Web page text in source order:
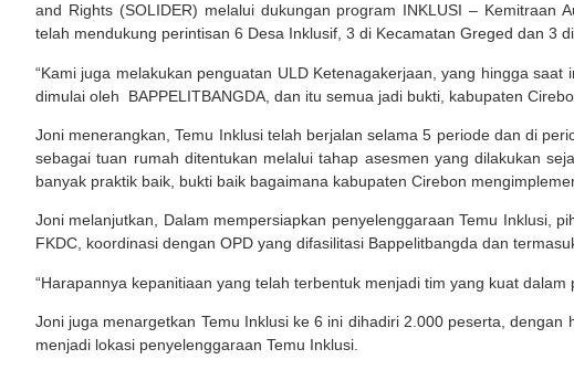
and Rights (SOLIDER) melalui dukungan program INKLUSI – Kemitraan
telah mendukung perintisan 6 Desa Inklusif, 3 di Kecamatan Greged dan 3
“Kami juga melakukan penguatan ULD Ketenagakerjaan, yang hingga
dimulai oleh BAPPELITBANGDA, dan itu semua jadi bukti, kabupaten
Joni menerangkan, Temu Inklusi telah berjalan selama 5 periode dan di
sebagai tuan rumah ditentukan melalui tahap asesmen yang dilakukan
banyak praktik baik, bukti baik bagaimana kabupaten Cirebon
Joni melanjutkan, Dalam mempersiapkan penyelenggaraan Temu Inklusi,
FKDC, koordinasi dengan OPD yang difasilitasi Bappelitbangda dan
“Harapannya kepanitiaan yang telah terbentuk menjadi tim yang kuat
Joni juga menargetkan Temu Inklusi ke 6 ini dihadiri 2.000 peserta,
menjadi lokasi penyelenggaraan Temu Inklusi.